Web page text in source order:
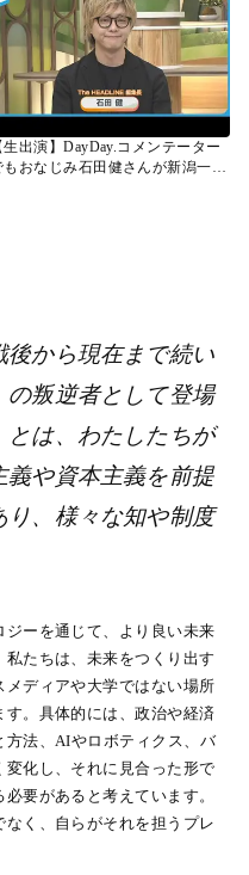
生出演】DayDay.コメンテーター
もおなじみ石田健さんが新潟一番
後から現在まで続い
の叛逆者として登場
とは、わたしたちが
義や資本主義を前提
り、様々な知や制度
ジーを通じて、より良い未来
たちは、未来をつくり出す
ディアや大学ではない場所
。具体的には、政治や経済
方法、AIやロボティクス、バ
化し、それに見合った形で
要があると考えています。
く、自らがそれを担うプレ